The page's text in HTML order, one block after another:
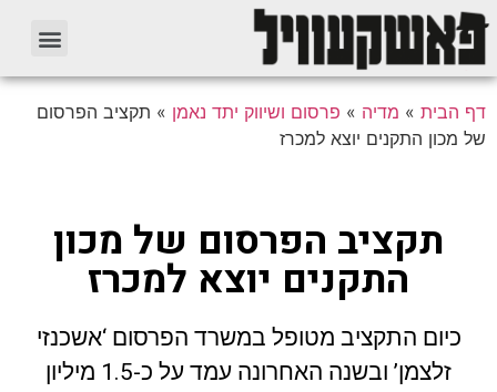
דף הבית » מדיה » פרסום ושיווק יתד נאמן » תקציב הפרסום
של מכון התקנים יוצא למכרז
תקציב הפרסום של מכון
התקנים יוצא למכרז
כיום התקציב מטופל במשרד הפרסום ‘אשכנזי
זלצמן’ ובשנה האחרונה עמד על כ-1.5 מיליון